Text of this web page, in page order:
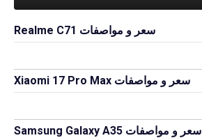
سعر و مواصفات Realme C71
سعر و مواصفات Xiaomi 17 Pro Max
سعر و مواصفات Samsung Galaxy A35